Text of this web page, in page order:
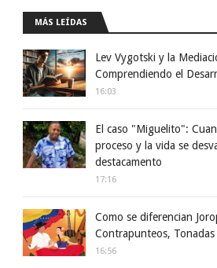
MÁS LEÍDAS
Lev Vygotski y la
Comprendiendo el
16:03
El caso "Miguelito":
proceso y la vida se
destacamento
17:16
Como se diferencian
Contrapunteos, Tonadas
16:56